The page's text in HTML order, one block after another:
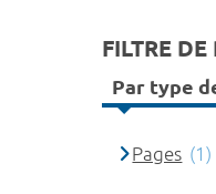
FILTRE DE
Par type
Pages (1)